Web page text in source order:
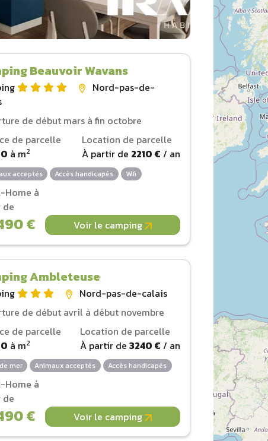
Beauvoir Wavans
Nord-pas-de-
de début mars à fin octobre
de parcelle
à m2
Location de parcelle
À partir de 2210 € / an
acceptés Accès handicapés Wifi
Home à
€ Voir le camping
Ambleteuse
Nord-pas-de-calais
de début avril à début novembre
de parcelle
à m2
Location de parcelle
À partir de 3240 € / an
mer Animaux acceptés Accès handicapés
Home à
€ Voir le camping